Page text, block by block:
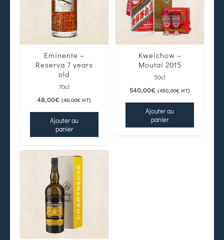
Eminente –
Reserva 7 years
old
70cl
48,00€ (40,00€ HT)
Ajouter au
panier
Kweichow –
Moutai 2015
50cl
540,00€ (450,00€ HT)
Ajouter au
panier